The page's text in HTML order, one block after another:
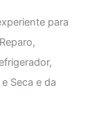
para
Seca e da